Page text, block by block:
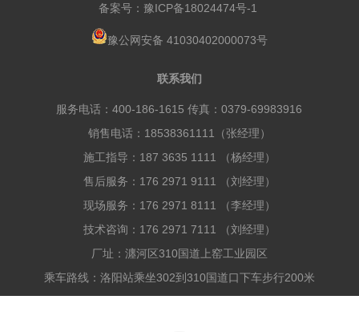
备案号： 豫ICP备18024474号-1
豫公网安备 41030402000073号
联系我们
服务电话：400-186-1615 传真：0379-69983916
销售电话：18538361111（张经理）
施工指导：187 3635 1111 （杨经理）
售后服务：176 2971 9111 （刘经理）
现场服务：176 2971 8111 （李经理）
技术咨询：176 2971 7111 （刘经理）
厂址：瀍河区310国道上窑工业园区
乘车路线：洛阳站乘坐302到310国道口下车步行200米